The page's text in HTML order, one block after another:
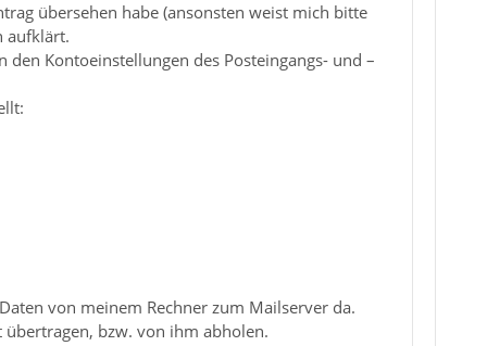
übersehen habe (ansonsten weist mich bitte
aufklärt.
Kontoeinstellungen des Posteingangs- und –
von meinem Rechner zum Mailserver da.
bzw. von ihm abholen.